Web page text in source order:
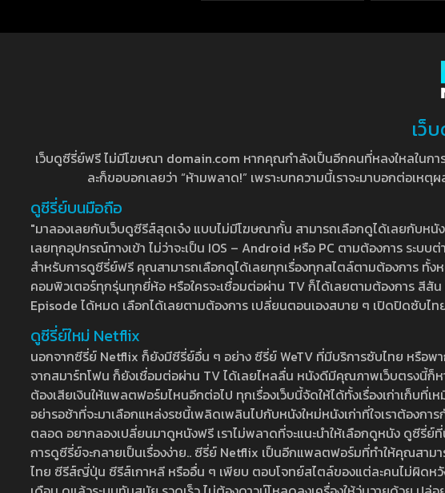
เว็
เว็บดูซีรี่ย์ฟรี ไม่มีโฆษณา domain.com หากคุณกำลังเป็นอีกคนที่หลงใหลในก
ละก็ขอบอกเลยว่า “ห้ามพลาด!” เพราะบทความนี้เราจะมาบอกต่อเ
ดูซีรี่ย์บนมือถือ
"มาลองเลยกับเว็บดูซีรีส์สุดเจ๋ง แบบไม่มีโฆษณากั้น สามารถเลือกดูได้เลยกับ
เลยทุกอุปกรณ์ทางเข้า ไม่ว่าจะเป็น IOS – Android หรือ PC ตามต้องการ ระ
สำหรับการดูซีรี่ย์ฟรี คุณสามารถเลือกดูได้เลยทุกเรื่องทุกสไตล์ตามต้องการ ทั้
คอมพิวเตอร์ทุกรุ่นทุกยี่ห้อ หรือใครจะเชื่อมต่อผ่าน TV ก็ได้เลยตามต้องการ สี
Episode ได้หมด เลือกได้เลยตามต้องการ เปลี่ยนตอนเองสบาย ๆ เปิดปิดซับไ
ดูซีรี่ย์ใหม่ Netflix
นอกจากซีรี่ย์ Netflix ก็ยังมีซีรี่ย์อื่น ๆ อย่าง ซีรี่ย์ WeTV ที่มีบริการซับไทย หรือพ
จากสมาร์ทโฟน ก็ยังเชื่อมต่อผ่าน TV ได้เลยไหลลื่น หนังดีมีคุณภาพเว็บตรงนี้ก็
ต้องเสียเงินให้แพลตฟอร์มไหนอีกต่อไป ทุกเรื่องเว็บนี้จัดให้ได้ทั้งเรื่องเก่าเก็บ
อย่ารอช้าที่จะมาเลือกแหล่งรชนี้เพลิดเพลินไปกับหนังใหม่หนังเก่าที่ใจเราต้องก
ตลอด อยากลองเปลี่ยนมาดูหนังฟรี เราไม่พลาดที่จะแนะนำให้เลือกดูหนัง ดูซีรี่
การดูซีรี่ย์จะกลายเป็นเรื่องง่าย.. ซีรี่ย์ Netflix เป็นอีกแพลตฟอร์มที่ทำให้คุณสาม
ไทย ซีรีส์ญี่ปุ่น ซีรีส์เกาหลี หรืออื่น ๆ เพียบ ตอบโจทย์สไตล์ของแต่ละคนไม่ผิดห